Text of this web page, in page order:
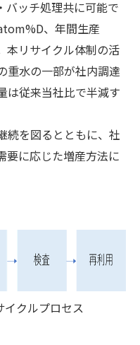
バッチ処理共に可能で
、年間生産
本リサイクル体制の活
重水の一部が社内調達
は従来当社比で半減す
続を図るとともに、社
要に応じた増産方法に
イクルプロセス